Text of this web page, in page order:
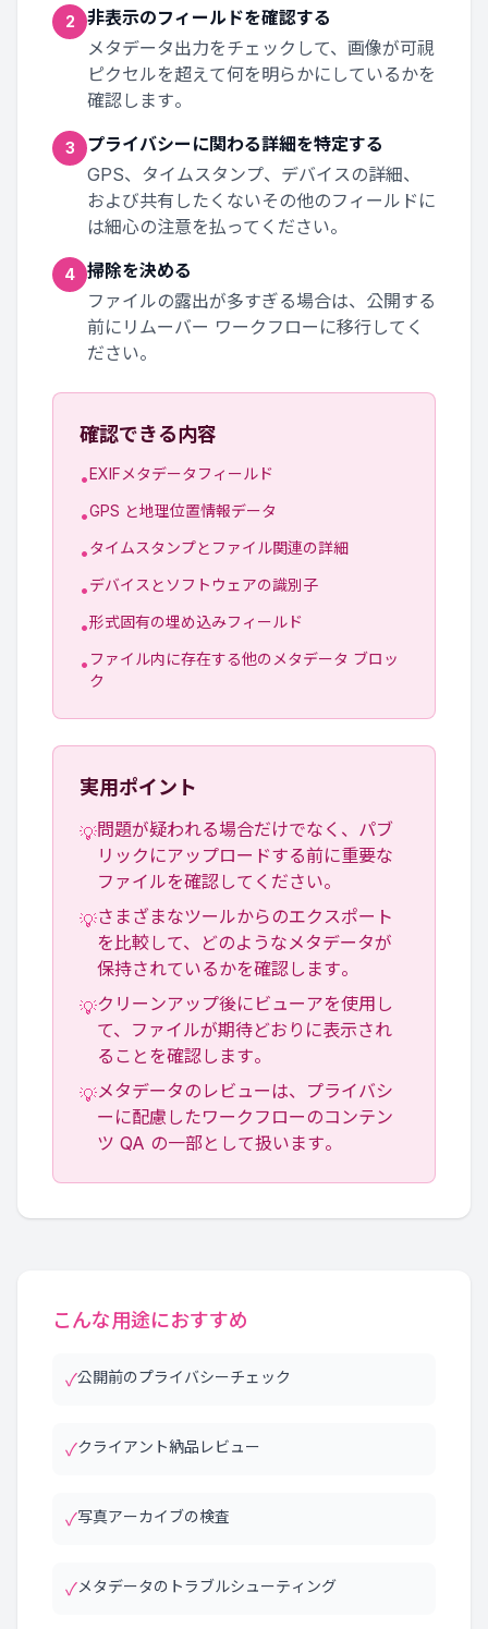
2
非表示のフィールドを確認する
メタデータ出力をチェックして、画像が可視
ピクセルを超えて何を明らかにしているかを
確認します。
3
プライバシーに関わる詳細を特定する
GPS、タイムスタンプ、デバイスの詳細、
および共有したくないその他のフィールドに
は細心の注意を払ってください。
4
掃除を決める
ファイルの露出が多すぎる場合は、公開する
前にリムーバー ワークフローに移行してく
ださい。
確認できる内容
•EXIFメタデータフィールド
•GPS と地理位置情報データ
•タイムスタンプとファイル関連の詳細
•デバイスとソフトウェアの識別子
•形式固有の埋め込みフィールド
• ファイル内に存在する他のメタデータ ブロッ
ク
実用ポイント
💡問題が疑われる場合だけでなく、パブ
リックにアップロードする前に重要な
ファイルを確認してください。
💡さまざまなツールからのエクスポート
を比較して、どのようなメタデータが
保持されているかを確認します。
💡クリーンアップ後にビューアを使用し
て、ファイルが期待どおりに表示され
ることを確認します。
💡メタデータのレビューは、プライバシ
ーに配慮したワークフローのコンテン
ツ QA の一部として扱います。
こんな用途におすすめ
✓公開前のプライバシーチェック
✓クライアント納品レビュー
✓写真アーカイブの検査
✓メタデータのトラブルシューティング